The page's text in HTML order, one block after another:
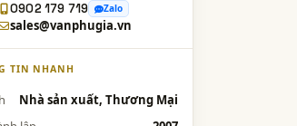
0902 179 719
Zalo
sales@vanphugia.vn
TIN NHANH
Nhà sản xuất, Thương Mại